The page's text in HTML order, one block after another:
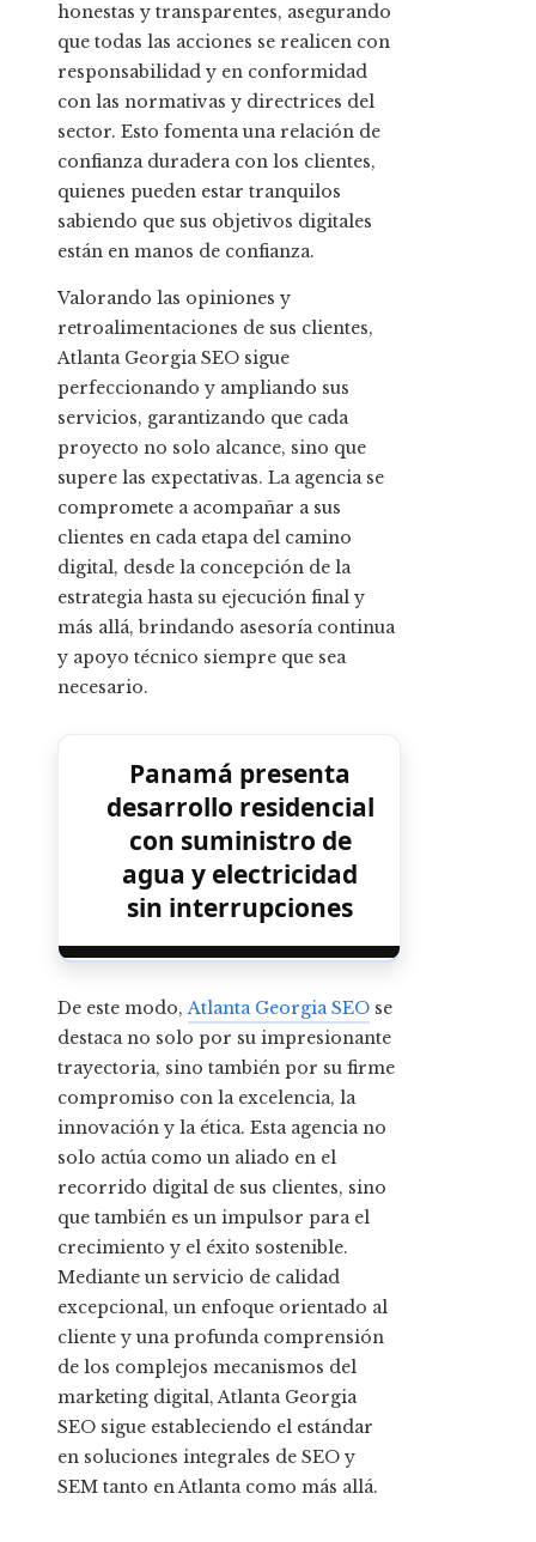
honestas y transparentes, asegurando
que todas las acciones se realicen con
responsabilidad y en conformidad
con las normativas y directrices del
sector. Esto fomenta una relación de
confianza duradera con los clientes,
quienes pueden estar tranquilos
sabiendo que sus objetivos digitales
están en manos de confianza.
Valorando las opiniones y
retroalimentaciones de sus clientes,
Atlanta Georgia SEO sigue
perfeccionando y ampliando sus
servicios, garantizando que cada
proyecto no solo alcance, sino que
supere las expectativas. La agencia se
compromete a acompañar a sus
clientes en cada etapa del camino
digital, desde la concepción de la
estrategia hasta su ejecución final y
más allá, brindando asesoría continua
y apoyo técnico siempre que sea
necesario.
Panamá presenta
desarrollo residencial
con suministro de
agua y electricidad
sin interrupciones
De este modo,Atlanta Georgia SEO se
destaca no solo por su impresionante
trayectoria, sino también por su firme
compromiso con la excelencia, la
innovación y la ética. Esta agencia no
solo actúa como un aliado en el
recorrido digital de sus clientes, sino
que también es un impulsor para el
crecimiento y el éxito sostenible.
Mediante un servicio de calidad
excepcional, un enfoque orientado al
cliente y una profunda comprensión
de los complejos mecanismos del
marketing digital, Atlanta Georgia
SEO sigue estableciendo el estándar
en soluciones integrales de SEO y
SEM tanto en Atlanta como más allá.